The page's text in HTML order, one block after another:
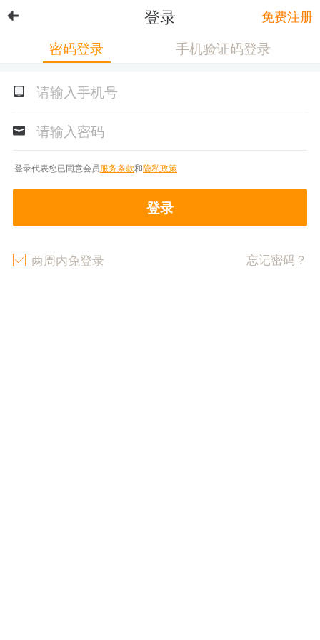
登录 免费注册
密码登录 手机验证码登录
登录代表您已同意会员服务条款和隐私政策
登录
两周内免登录 忘记密码？